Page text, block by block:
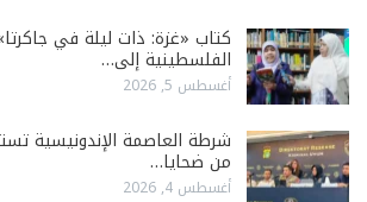
كتاب «غزة: ذات ليلة في
الفلسطينية إلى…
أغسطس 5, 2026
شرطة العاصمة الإندونيسية
من ضحايا…
أغسطس 4, 2026